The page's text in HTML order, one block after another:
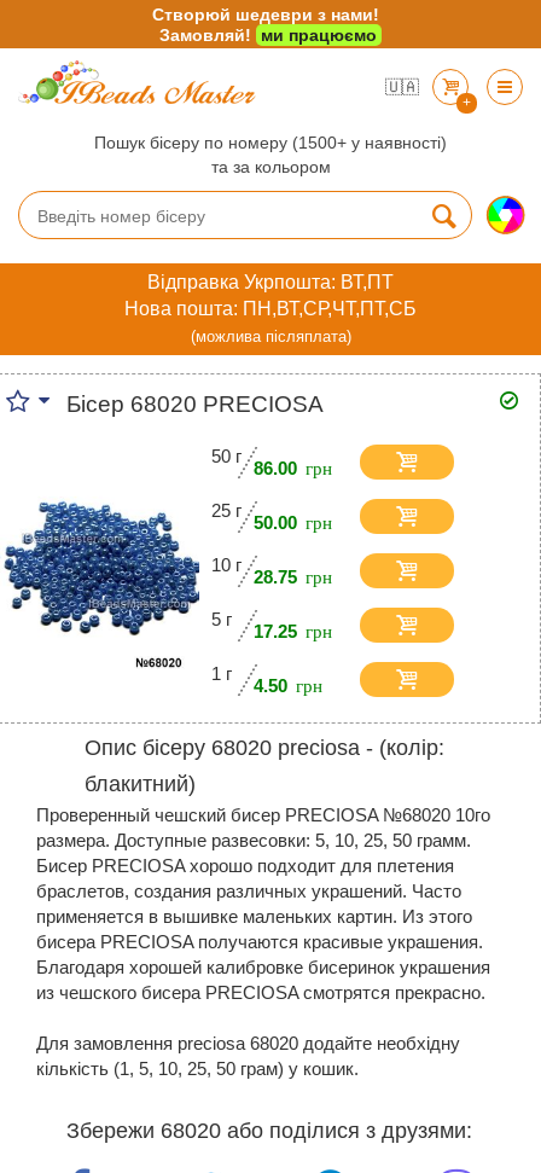
🇺🇦
+
Пошук бісеру по номеру (1500+ у наявності)
та за кольором
Відправка Укрпошта: ВТ,ПТ
Нова пошта: ПН,ВТ,СР,ЧТ,ПТ,СБ
(можлива післяплата)
Бісер 68020 PRECIOSA
50 г
86.00
25 г
50.00
10 г
28.75
5 г
17.25
1 г
4.50
Опис бісеру 68020 preciosa - (колір:
блакитний)
Проверенный чешский бисер PRECIOSA №68020 10го
размера. Доступные развесовки: 5, 10, 25, 50 грамм.
Бисер PRECIOSA хорошо подходит для плетения
браслетов, создания различных украшений. Часто
применяется в вышивке маленьких картин. Из этого
бисера PRECIOSA получаются красивые украшения.
Благодаря хорошей калибровке бисеринок украшения
из чешского бисера PRECIOSA смотрятся прекрасно.
Для замовлення preciosa 68020 додайте необхідну
кількість (1, 5, 10, 25, 50 грам) у кошик.
Збережи 68020 або поділися з друзями:
Створюй шедеври з нами!
Замовляй!
ми працюємо